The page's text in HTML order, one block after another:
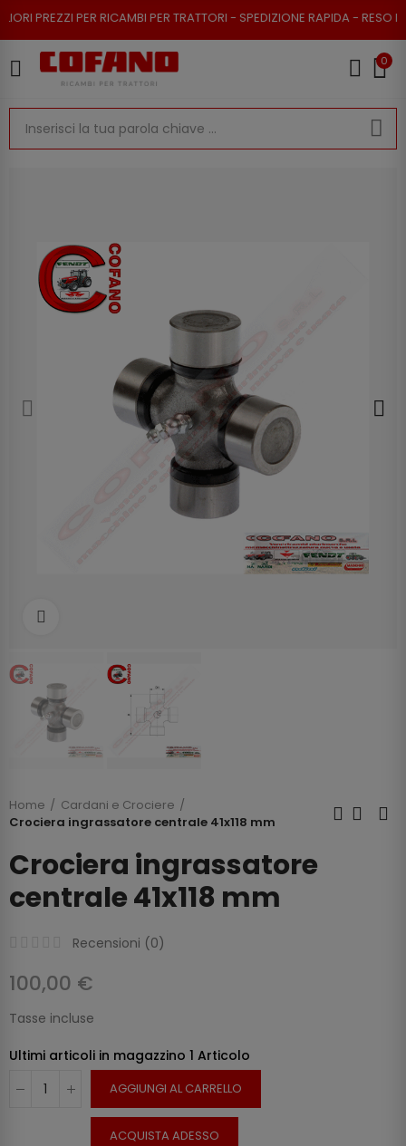
RICAMBI PER TRATTORI - SPEDIZIONE RAPIDA - RESO POSSIBILE
0
Home
Cardani e Crociere
Crociera ingrassatore centrale 41x118 mm
Crociera ingrassatore
centrale 41x118 mm
Recensioni (0)
100,00 €
Tasse incluse
Ultimi articoli in magazzino 1 Articolo
AGGIUNGI AL CARRELLO
ACQUISTA ADESSO